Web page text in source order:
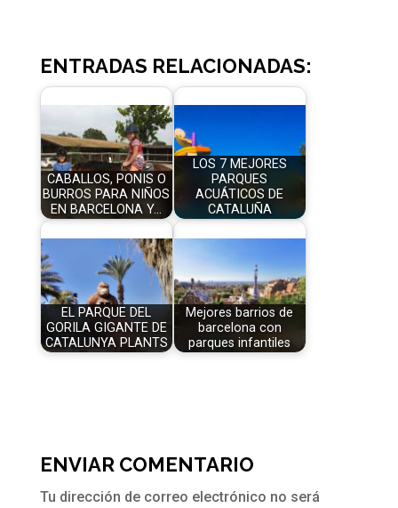
ENTRADAS RELACIONADAS:
CABALLOS, PONIS O
BURROS PARA NIÑOS
EN BARCELONA Y…
LOS 7 MEJORES
PARQUES
ACUÁTICOS DE
CATALUÑA
EL PARQUE DEL
GORILA GIGANTE DE
CATALUNYA PLANTS
Mejores barrios de
barcelona con
parques infantiles
ENVIAR COMENTARIO
Tu dirección de correo electrónico no será